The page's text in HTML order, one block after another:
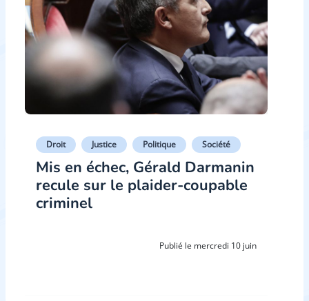
Droit Justice Politique Société
Mis en échec, Gérald Darmanin
recule sur le plaider-coupable
criminel
Publié le mercredi 10 juin